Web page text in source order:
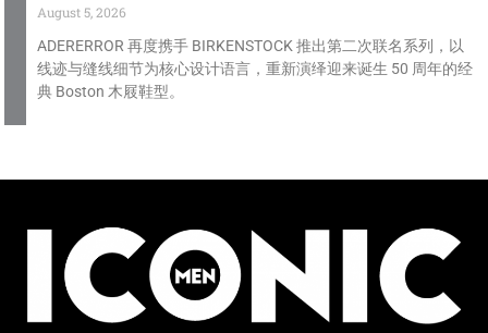
August 5, 2026
ADERERROR 再度携手 BIRKENSTOCK 推出第二次联名系列，以
线迹与缝线细节为核心设计语言，重新演绎迎来诞生 50 周年的经
典 Boston 木屐鞋型。